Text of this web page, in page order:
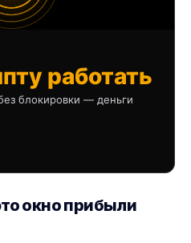
работать
блокировки — деньги
окно прибыли